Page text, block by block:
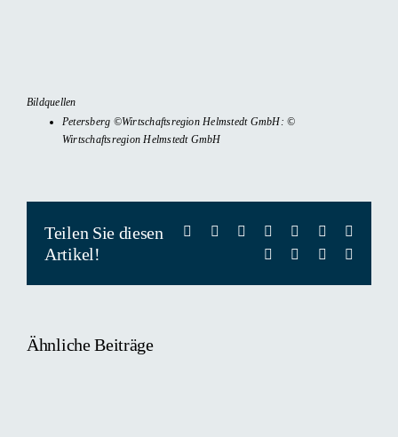
Bildquellen
Petersberg ©Wirtschaftsregion Helmstedt GmbH: ©
Wirtschaftsregion Helmstedt GmbH
Teilen Sie diesen
Artikel!
Facebook
TwitterReddit LinkedInWhatsAppTelegram
Pinterest
Xing
Ähnliche Beiträge